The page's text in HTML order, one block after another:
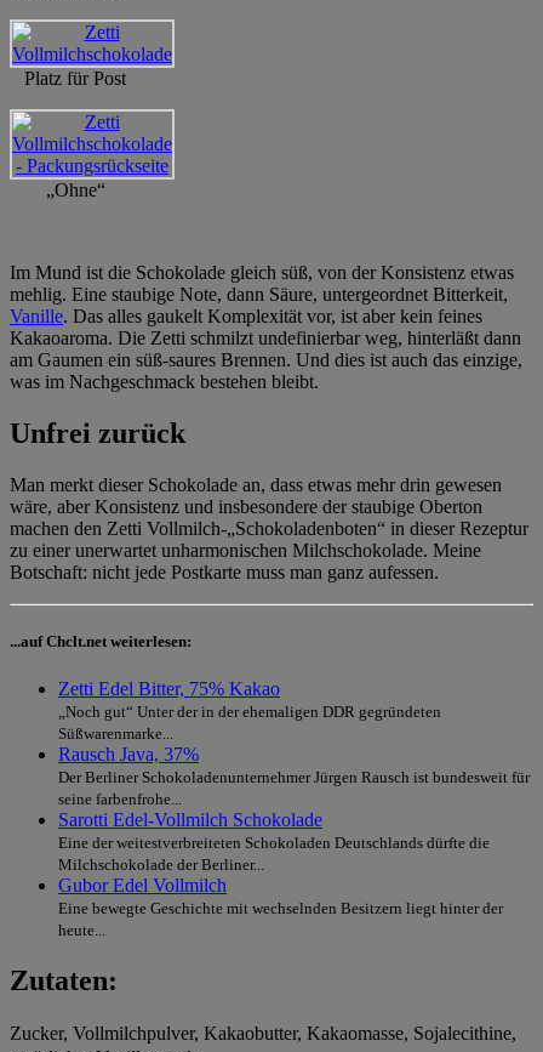
Platz für Post
„Ohne“
Im Mund ist die Schokolade gleich süß, von der Konsistenz etwas
mehlig. Eine staubige Note, dann Säure, untergeordnet Bitterkeit,
Vanille. Das alles gaukelt Komplexität vor, ist aber kein feines
Kakaoaroma. Die Zetti schmilzt undefinierbar weg, hinterläßt dann
am Gaumen ein süß-saures Brennen. Und dies ist auch das einzige,
was im Nachgeschmack bestehen bleibt.
Unfrei zurück
Man merkt dieser Schokolade an, dass etwas mehr drin gewesen
wäre, aber Konsistenz und insbesondere der staubige Oberton
machen den Zetti Vollmilch-„Schokoladenboten“ in dieser Rezeptur
zu einer unerwartet unharmonischen Milchschokolade. Meine
Botschaft: nicht jede Postkarte muss man ganz aufessen.
...auf Chclt.net weiterlesen:
Zetti Edel Bitter, 75% Kakao
„Noch gut“ Unter der in der ehemaligen DDR gegründeten
Süßwarenmarke...
Rausch Java, 37%
Der Berliner Schokoladenunternehmer Jürgen Rausch ist bundesweit für
seine farbenfrohe...
Sarotti Edel-Vollmilch Schokolade
Eine der weitestverbreiteten Schokoladen Deutschlands dürfte die
Milchschokolade der Berliner...
Gubor Edel Vollmilch
Eine bewegte Geschichte mit wechselnden Besitzern liegt hinter der
heute...
Zutaten:
Zucker, Vollmilchpulver, Kakaobutter, Kakaomasse, Sojalecithine,